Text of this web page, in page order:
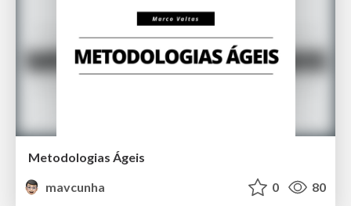
Metodologias Ágeis
mavcunha
0 80